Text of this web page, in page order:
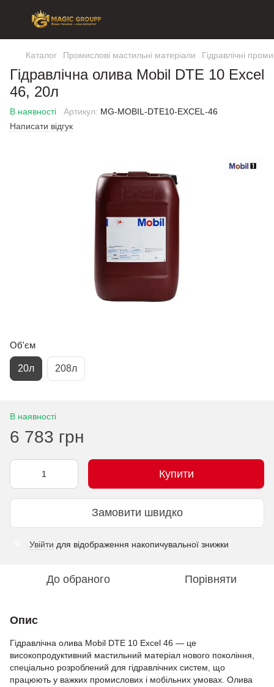
Каталог Промислові мастильні матеріали Гідравлічні
Гідравлічна олива Mobil DTE 10 Excel
46, 20л
В наявності Артикул: MG-MOBIL-DTE10-EXCEL-46
Написати відгук
Об'єм
20л 208л
В наявності
6 783 грн
Купити
Замовити швидко
Увійти для відображення накопичувальної знижки
До обраного Порівняти
Опис
Гідравлічна олива Mobil DTE 10 Excel 46 — це
високопродуктивний мастильний матеріал нового покоління,
спеціально розроблений для гідравлічних систем, що
працюють у важких промислових і мобільних умовах. Олива